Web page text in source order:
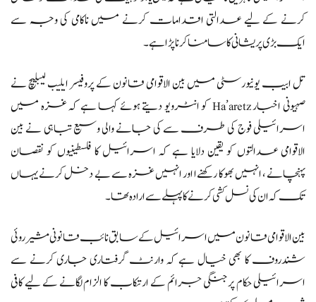
کرنے کے لیے عدالتی اقدامات کرنے میں ناکامی کی وجہ سے
ایک بڑی پریشانی کا سامنا کرنا پڑا ہے۔
تل ابیب یونیورسٹی میں بین الاقوامی قانون کے پروفیسر ایلیب لیبلیچ نے
صہیونی اخبار Ha’aretz کو انٹرویو دیتے ہوئے کہا ہے کہ غزہ میں
اسرائیلی فوج کی طرف سے کی جانے والی وسیع تباہی نے بین
الاقوامی عدالتوں کو یقین دلایا ہے کہ اسرائیل کا فلسطینیوں کو نقصان
پہنچانے ، انہیں بھوکا رکھنےا اور انہیں غزہ سے بے دخل کرنے یہاں
تک کہ ان کی نسل کشی کرنے کا پہلے سے ارادہ تھا۔
بین الاقوامی قانون میں اسرائیل کے سابق نائب قانونی مشیر روئی
شندروف کا بھی خیال ہے کہ وارنٹ گرفتاری جاری کرنے سے
اسرائیلی حکام پر جنگی جرائم کے ارتکاب کا الزام لگانے کے لیے کافی